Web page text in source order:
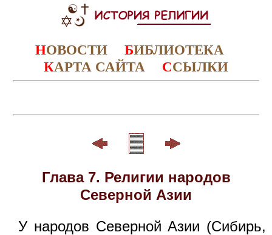
НОВОСТИ БИБЛИОТЕКА
КАРТА САЙТА ССЫЛКИ
Глава 7. Религии народов
Северной Азии
У народов Северной Азии (Сибирь,